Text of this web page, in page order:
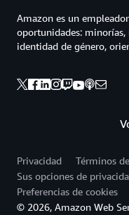
Amazon es un
oportunidades: minorías,
identidad de género,
Privacidad
Términos
Sus opciones de
Preferencias de cookies
© 2026, Amazon Web